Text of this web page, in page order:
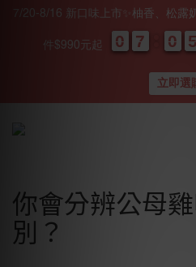
你會分辨公母
別？
7/20-8/16 新口味上市✨柚香、松露
件$990元起 0
0
0
0 7
7
7
7 0
0
0
0 5
5
5
5
立即選